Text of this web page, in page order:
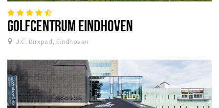
GOLFCENTRUM EINDHOVEN
J.C. Dirxpad, Eindhoven